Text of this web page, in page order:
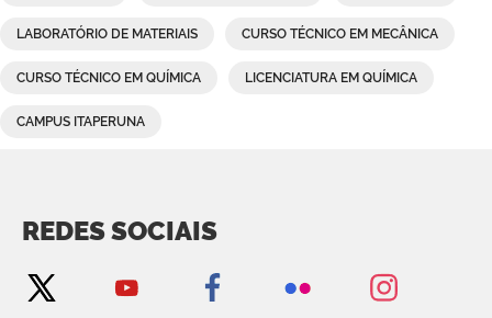
LABORATÓRIO DE MATERIAIS CURSO TÉCNICO EM MECÂNICA
CURSO TÉCNICO EM QUÍMICA LICENCIATURA EM QUÍMICA
CAMPUS ITAPERUNA
REDES SOCIAIS